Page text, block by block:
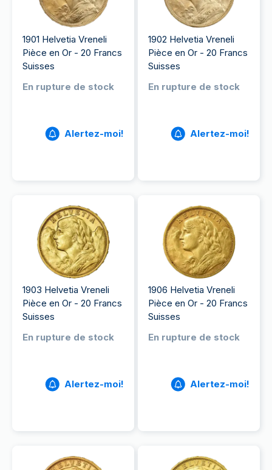
1901 Helvetia Vreneli
Pièce en Or - 20 Francs
Suisses
En rupture de stock
Alertez-moi!
1902 Helvetia Vreneli
Pièce en Or - 20 Francs
Suisses
En rupture de stock
Alertez-moi!
1903 Helvetia Vreneli
Pièce en Or - 20 Francs
Suisses
En rupture de stock
Alertez-moi!
1906 Helvetia Vreneli
Pièce en Or - 20 Francs
Suisses
En rupture de stock
Alertez-moi!